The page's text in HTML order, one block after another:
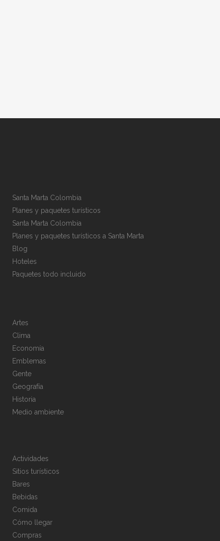
Santa Marta Colombia
Planes y paquetes turísticos
Santa Marta Colombia
Planes y paquetes turísticos a Santa Marta
Blog
Hoteles
Paquetes todo incluido
Artes
Clima
Economía
Emblemas
Gente
Geografía
Historia
Medio ambiente
Actividades
Sitios turísticos
Bares
Bebidas
Comida
Cómo llegar
Compras